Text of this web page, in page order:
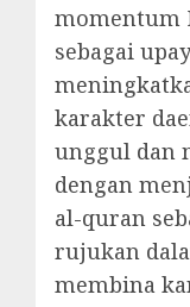
momentum
sebagai
karakter
unggul dan
dengan
al-quran
rujukan
membina